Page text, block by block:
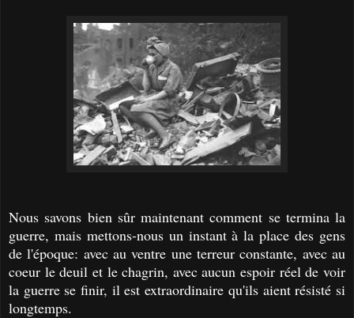
Nous savons bien sûr maintenant comment se termina la
guerre, mais mettons-nous un instant à la place des gens
de l'époque: avec au ventre une terreur constante, avec au
coeur le deuil et le chagrin, avec aucun espoir réel de voir
la guerre se finir, il est extraordinaire qu'ils aient résisté si
longtemps.